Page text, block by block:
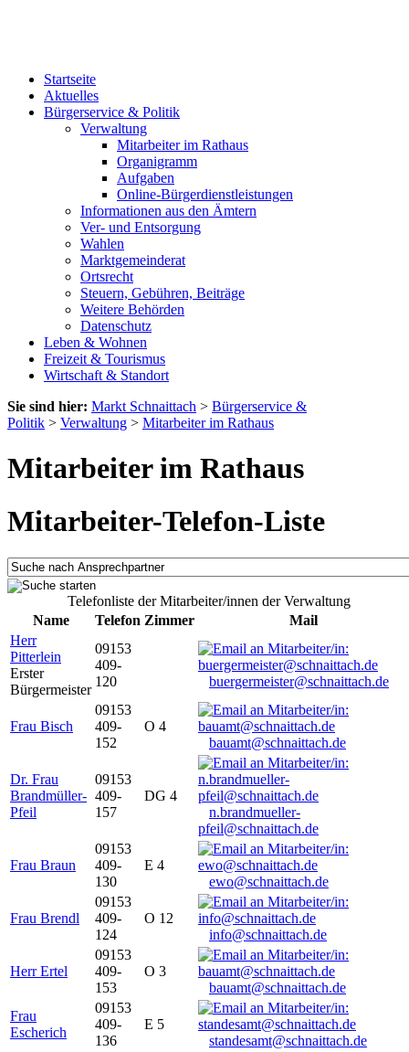
Startseite
Aktuelles
Bürgerservice & Politik
Verwaltung
Mitarbeiter im Rathaus
Organigramm
Aufgaben
Online-Bürgerdienstleistungen
Informationen aus den Ämtern
Ver- und Entsorgung
Wahlen
Marktgemeinderat
Ortsrecht
Steuern, Gebühren, Beiträge
Weitere Behörden
Datenschutz
Leben & Wohnen
Freizeit & Tourismus
Wirtschaft & Standort
Sie sind hier: Markt Schnaittach > Bürgerservice &
Politik > Verwaltung > Mitarbeiter im Rathaus
Mitarbeiter im Rathaus
Mitarbeiter-Telefon-Liste
Telefonliste der Mitarbeiter/innen der Verwaltung
Name
Telefon Zimmer
Mail
Herr
Pitterlein
Erster
Bürgermeister
09153
409-
120
buergermeister@schnaittach.de
Frau Bisch
09153
409-
152
O 4
bauamt@schnaittach.de
Dr. Frau
Brandmüller-
Pfeil
09153
409-
157
DG 4
n.brandmueller-
pfeil@schnaittach.de
Frau Braun
09153
409-
130
E 4
ewo@schnaittach.de
Frau Brendl
09153
409-
124
O 12
info@schnaittach.de
Herr Ertel
09153
409-
153
O 3
bauamt@schnaittach.de
Frau
Escherich
09153
409-
136
E 5
standesamt@schnaittach.de